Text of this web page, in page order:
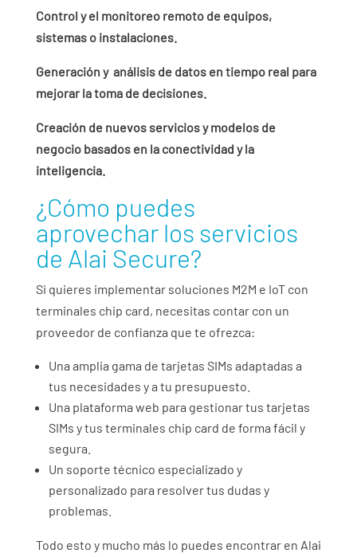
Control y el monitoreo remoto de equipos,
sistemas o instalaciones.
Generación y análisis de datos en tiempo real para
mejorar la toma de decisiones.
Creación de nuevos servicios y modelos de
negocio basados en la conectividad y la
inteligencia.
¿Cómo puedes
aprovechar los servicios
de Alai Secure?
Si quieres implementar soluciones M2M e IoT con
terminales chip card, necesitas contar con un
proveedor de confianza que te ofrezca:
Una amplia gama de tarjetas SIMs adaptadas a
tus necesidades y a tu presupuesto.
Una plataforma web para gestionar tus tarjetas
SIMs y tus terminales chip card de forma fácil y
segura.
Un soporte técnico especializado y
personalizado para resolver tus dudas y
problemas.
Todo esto y mucho más lo puedes encontrar en Alai